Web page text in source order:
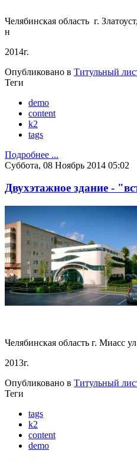
Челябинская область г.
н
2014г.
Опубликовано в Титульный
Теги
demo
content
k2
tags
Подробнее ...
Суббота, 08 Ноябрь 2014 05:02
Двухэтажное здание -
Челябинская область г. Миасс
2013г.
Опубликовано в Титульный
Теги
tags
k2
content
demo